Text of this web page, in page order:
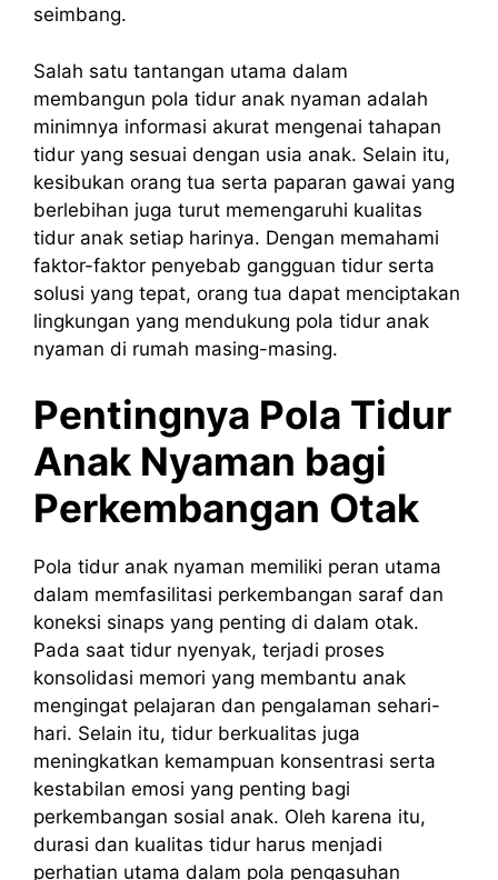
seimbang.
Salah satu tantangan utama dalam
membangun pola tidur anak nyaman adalah
minimnya informasi akurat mengenai tahapan
tidur yang sesuai dengan usia anak. Selain itu,
kesibukan orang tua serta paparan gawai yang
berlebihan juga turut memengaruhi kualitas
tidur anak setiap harinya. Dengan memahami
faktor-faktor penyebab gangguan tidur serta
solusi yang tepat, orang tua dapat menciptakan
lingkungan yang mendukung pola tidur anak
nyaman di rumah masing-masing.
Pentingnya Pola Tidur
Anak Nyaman bagi
Perkembangan Otak
Pola tidur anak nyaman memiliki peran utama
dalam memfasilitasi perkembangan saraf dan
koneksi sinaps yang penting di dalam otak.
Pada saat tidur nyenyak, terjadi proses
konsolidasi memori yang membantu anak
mengingat pelajaran dan pengalaman sehari-
hari. Selain itu, tidur berkualitas juga
meningkatkan kemampuan konsentrasi serta
kestabilan emosi yang penting bagi
perkembangan sosial anak. Oleh karena itu,
durasi dan kualitas tidur harus menjadi
perhatian utama dalam pola pengasuhan